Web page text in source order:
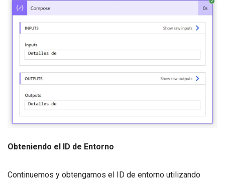
Obteniendo el ID de Entorno
Continuemos y obtengamos el ID de entorno utilizando